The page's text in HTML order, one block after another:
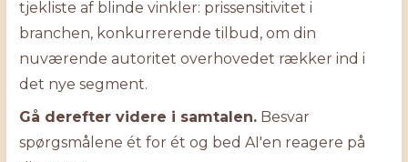
tjekliste af blinde vinkler: prissensitivitet i
branchen, konkurrerende tilbud, om din
nuværende autoritet overhovedet rækker ind i
det nye segment.
Gå derefter videre i samtalen. Besvar
spørgsmålene ét for ét og bed AI'en reagere på